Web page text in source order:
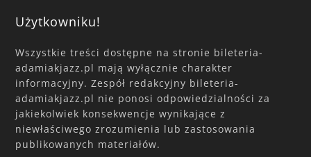
Użytkowniku!
Wszystkie treści dostępne na stronie bileteria-
adamiakjazz.pl mają wyłącznie charakter
informacyjny. Zespół redakcyjny bileteria-
adamiakjazz.pl nie ponosi odpowiedzialności za
jakiekolwiek konsekwencje wynikające z
niewłaściwego zrozumienia lub zastosowania
publikowanych materiałów.